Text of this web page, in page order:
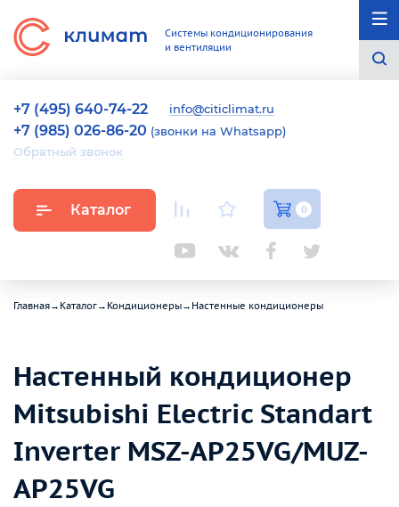
Системы кондиционирования
и вентиляции
+7 (495) 640-74-22 info@citiclimat.ru
+7 (985) 026-86-20 (звонки на Whatsapp)
Обратный звонок
Каталог 0
Главная→ Каталог→ Кондиционеры→ Настенные кондиционеры
Настенный кондиционер
Mitsubishi Electric Standart
Inverter MSZ-AP25VG/MUZ-
AP25VG